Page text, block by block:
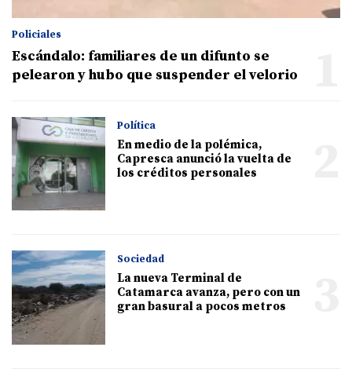
Policiales
Escándalo: familiares de un difunto se
pelearon y hubo que suspender el velorio
Política
En medio de la polémica,
Capresca anunció la vuelta de
los créditos personales
Sociedad
La nueva Terminal de
Catamarca avanza, pero con un
gran basural a pocos metros